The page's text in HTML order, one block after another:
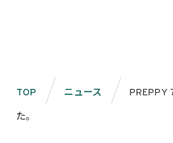
TOP ニュース
PREPPY
た。